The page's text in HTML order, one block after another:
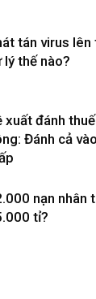
tán virus
lý thế nào?
xuất đánh
Đánh cả
nạn nhân
tỉ?